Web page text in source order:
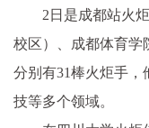
2日是成都站火
校区）、成都体育学
分别有31棒火炬手
技等多个领域。